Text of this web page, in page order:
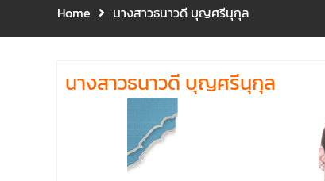
พิธีเปิด พร้อมกล่าวต้อนรับและให้โอวาทแก่นิสิต
รองศาสตราจารย์ ดร.บุญญรัตน์ โชคบันดาลชัย
คณบดีคณะนิติศาสตร์ เป็นประธานที่ประชุมผู้
บริหารคณะพบบุคลากรคณะนิติศาสตร์ เพื่อ
เป็นการเตรียมพร้อมก่อนเปิดภาคเรียนต้น ปีการ
ศึกษา 2569 พร้อมด้วยรองคณบดีทุกฝ่ายเข้า
ร่วมแจ้งนโยบายแนวทางการบริหารงานในแต่ละ
Home นางสาวธนาวดี บุญศรีนุกุล
นางสาวธนาวดี บุญศรีนุกุล